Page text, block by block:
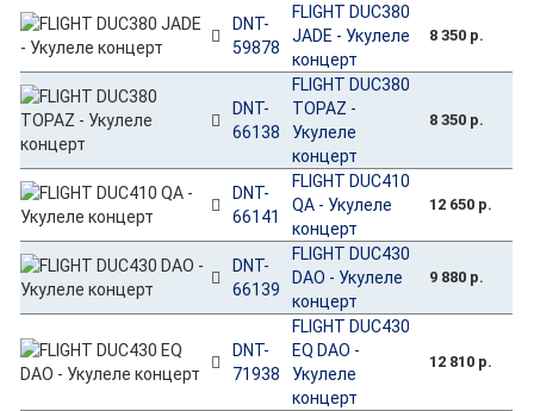
DNT-
59878
FLIGHT DUC380
JADE - Укулеле
концерт
8 350 р.
DNT-
66138
FLIGHT DUC380
TOPAZ -
Укулеле
концерт
8 350 р.
DNT-
66141
FLIGHT DUC410
QA - Укулеле
концерт
12 650 р.
DNT-
66139
FLIGHT DUC430
DAO - Укулеле
концерт
9 880 р.
DNT-
71938
FLIGHT DUC430
EQ DAO -
Укулеле
концерт
12 810 р.